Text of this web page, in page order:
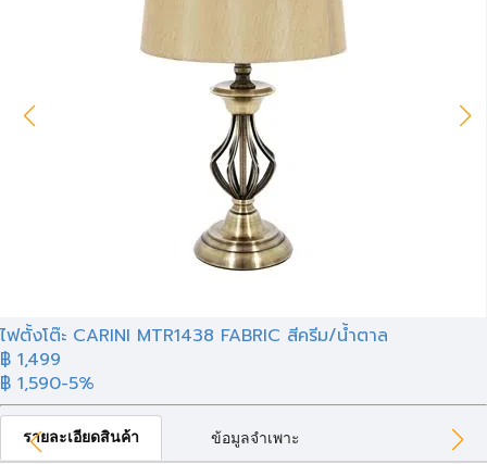
ไฟตั้งโต๊ะ CARINI MTR1438 FABRIC สีครีม/น้ำตาล
฿ 1,499
฿ 1,590-5%
รายละเอียดสินค้า ข้อมูลจำเพาะ